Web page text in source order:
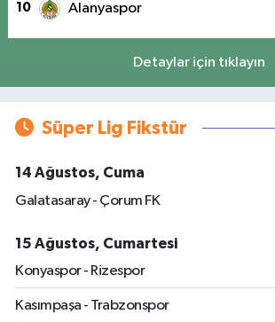
10 Alanyaspor
Detaylar için tıklayın
Süper Lig Fikstür
14 Ağustos, Cuma
Galatasaray - Çorum FK
15 Ağustos, Cumartesi
Konyaspor - Rizespor
Kasımpaşa - Trabzonspor